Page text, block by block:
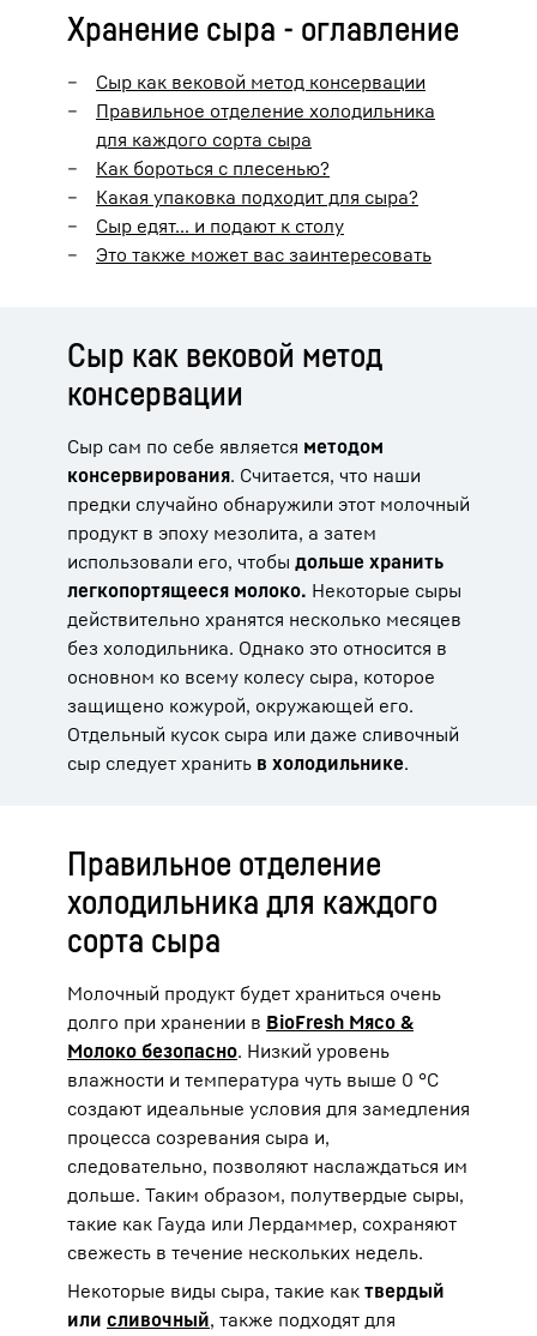
Хранение сыра - оглавление
Сыр как вековой метод консервации
Правильное отделение холодильника
для каждого сорта сыра
Как бороться с плесенью?
Какая упаковка подходит для сыра?
Сыр едят... и подают к столу
Это также может вас заинтересовать
Сыр как вековой метод
консервации
Сыр сам по себе является методом
консервирования. Считается, что наши
предки случайно обнаружили этот молочный
продукт в эпоху мезолита, а затем
использовали его, чтобы дольше хранить
легкопортящееся молоко. Некоторые сыры
действительно хранятся несколько месяцев
без холодильника. Однако это относится в
основном ко всему колесу сыра, которое
защищено кожурой, окружающей его.
Отдельный кусок сыра или даже сливочный
сыр следует хранить в холодильнике.
Правильное отделение
холодильника для каждого
сорта сыра
Молочный продукт будет храниться очень
долго при хранении в BioFresh Мясо &
Молоко безопасно. Низкий уровень
влажности и температура чуть выше 0 °C
создают идеальные условия для замедления
процесса созревания сыра и,
следовательно, позволяют наслаждаться им
дольше. Таким образом, полутвердые сыры,
такие как Гауда или Лердаммер, сохраняют
свежесть в течение нескольких недель.
Некоторые виды сыра, такие как твердый
или сливочный, также подходят для